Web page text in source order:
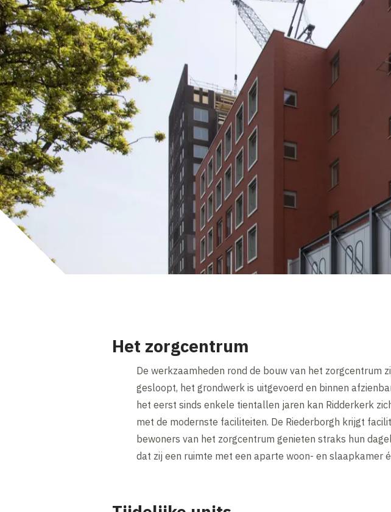
Het zorgcentrum
De werkzaamheden rond de bouw van het zorgcentrum
gesloopt, het grondwerk is uitgevoerd en binnen
het eerst sinds enkele tientallen jaren kan Ridderkerk
met de modernste faciliteiten. De Riederborgh krijgt
bewoners van het zorgcentrum genieten straks hun
dat zij een ruimte met een aparte woon- en slaapkamer